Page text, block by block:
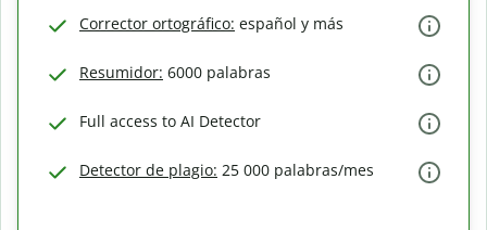
Corrector ortográfico: español y más
Resumidor: 6000 palabras
Full access to AI Detector
Detector de plagio: 25 000 palabras/mes